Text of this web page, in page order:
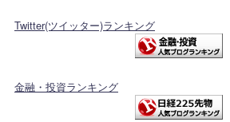
Twitter(ツイッター)ランキング
金融・投資ランキング